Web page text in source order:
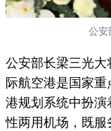
公安
公安部长梁三光
际航空港是国家
港规划系统中扮
性两用机场，既